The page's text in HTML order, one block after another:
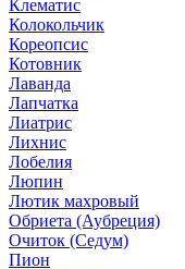
Клематис
Колокольчик
Кореопсис
Котовник
Лаванда
Лапчатка
Лиатрис
Лихнис
Лобелия
Люпин
Лютик махровый
Обриета (Аубреция)
Очиток (Седум)
Пион